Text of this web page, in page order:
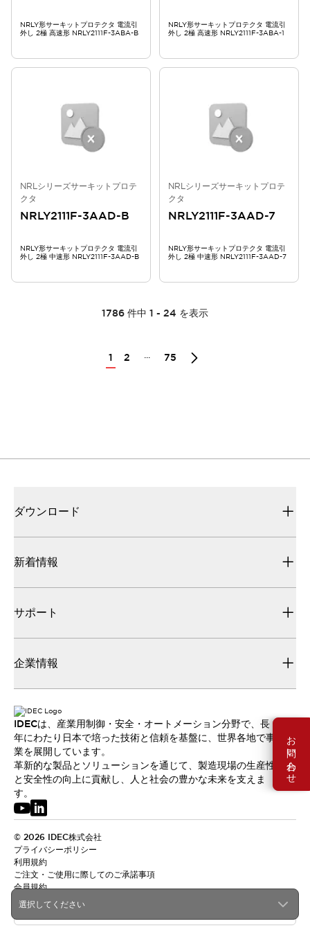
お問い合わせ
NRLY形サーキットプロテクタ 電流引
外し 2極 高速形 NRLY2111F-3ABA-B
NRLY形サーキットプロテクタ 電流引
外し 2極 高速形 NRLY2111F-3ABA-1
NRLシリーズサーキットプロテ
クタ
NRLY2111F-3AAD-B
NRLY形サーキットプロテクタ 電流引
外し 2極 中速形 NRLY2111F-3AAD-B
NRLシリーズサーキットプロテ
クタ
NRLY2111F-3AAD-7
NRLY形サーキットプロテクタ 電流引
外し 2極 中速形 NRLY2111F-3AAD-7
1786 件中 1 - 24 を表示
1 2 ... 75
選択してください
ダウンロード
新着情報
サポート
企業情報
IDECは、産業用制御・安全・オートメーション分野で、長
年にわたり日本で培った技術と信頼を基盤に、世界各地で事
業を展開しています。
革新的な製品とソリューションを通じて、製造現場の生産性
と安全性の向上に貢献し、人と社会の豊かな未来を支えま
す。
© 2026 IDEC株式会社
プライバシーポリシー
利用規約
ご注文・ご使用に際してのご承諾事項
会員規約
日本